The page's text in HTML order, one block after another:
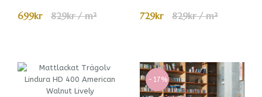
699kr 829kr / m² 729kr 829kr / m²
-17%